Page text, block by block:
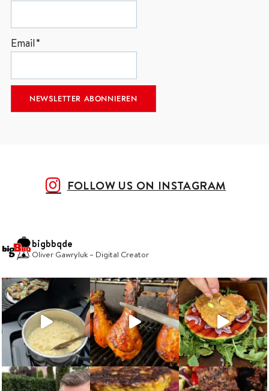
Email*
FOLLOW US ON INSTAGRAM
bigbbqde
Oliver Gawryluk – Digital Creator